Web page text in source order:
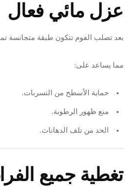
عزل مائي فعال
بعد تصلب الفوم تتكون طبقة متجانسة
مما يساعد على:
حماية الأسطح من التسربات.
منع ظهور الرطوبة.
الحد من تلف الدهانات.
تغطية جميع